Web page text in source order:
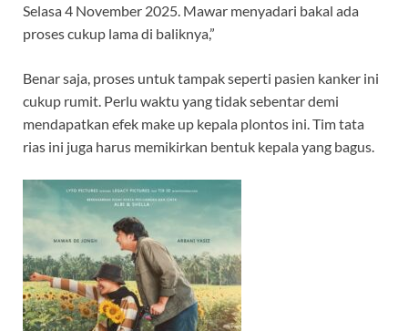
Selasa 4 November 2025. Mawar menyadari bakal ada
proses cukup lama di baliknya,”
Benar saja, proses untuk tampak seperti pasien kanker ini
cukup rumit. Perlu waktu yang tidak sebentar demi
mendapatkan efek make up kepala plontos ini. Tim tata
rias ini juga harus memikirkan bentuk kepala yang bagus.